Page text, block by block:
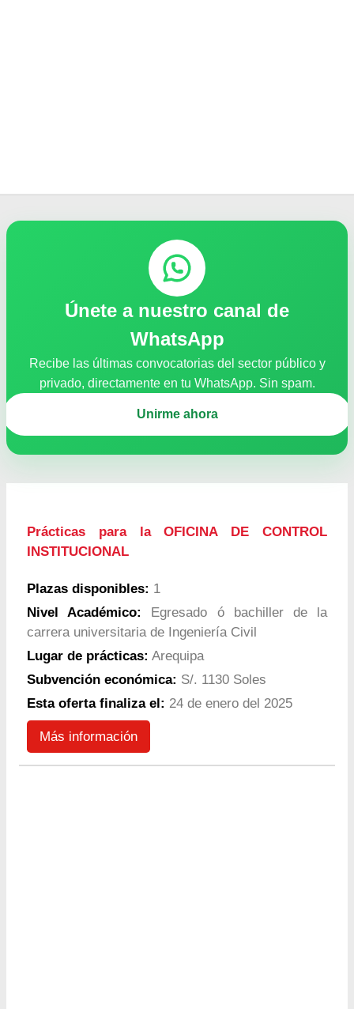
Únete a nuestro canal de
WhatsApp
Recibe las últimas convocatorias del sector público y
privado, directamente en tu WhatsApp. Sin spam.
Unirme ahora
Prácticas para la OFICINA DE CONTROL
INSTITUCIONAL
Plazas disponibles: 1
Nivel Académico:
Egresado ó bachiller de la
carrera universitaria de Ingeniería Civil
Lugar de prácticas: Arequipa
Subvención económica: S/. 1130 Soles
Esta oferta finaliza el: 24 de enero del 2025
Más información